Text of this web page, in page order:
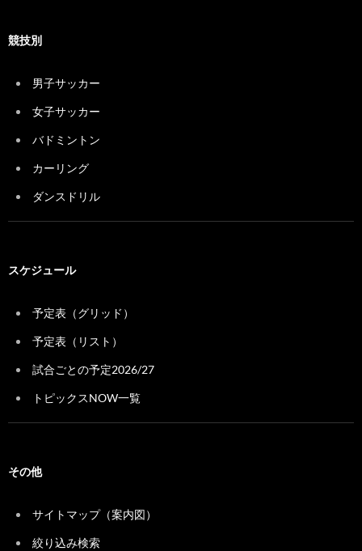
競技別
男子サッカー
女子サッカー
バドミントン
カーリング
ダンスドリル
スケジュール
予定表（グリッド）
予定表（リスト）
試合ごとの予定2026/27
トピックスNOW一覧
その他
サイトマップ（案内図）
絞り込み検索